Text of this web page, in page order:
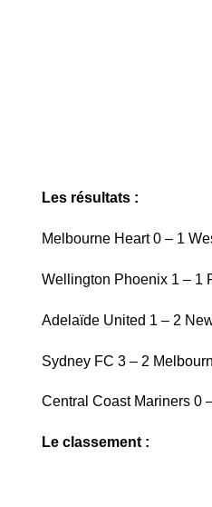
Les résultats :
Melbourne Heart 0 – 1
Wellington Phoenix 1 – 1
Adelaïde United 1 – 2
Sydney FC 3 – 2
Central Coast Mariners 0
Le classement :